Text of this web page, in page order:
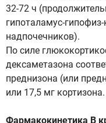
32-72 ч
гипоталамус-
надпочечников).
По силе
дексаметазона
преднизона (или
или 17,5 мг кортизона.
Фармакокинетика В